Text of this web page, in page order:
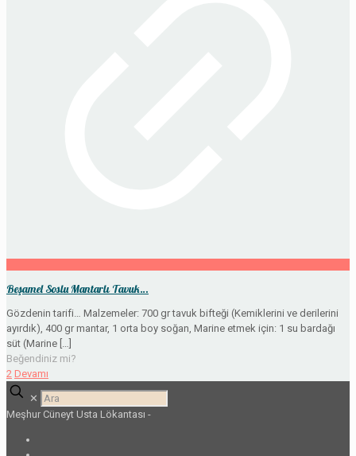
Beşamel Soslu Mantarlı Tavuk…
Gözdenin tarifi… Malzemeler: 700 gr tavuk bifteği (Kemiklerini ve derilerini
ayırdık), 400 gr mantar, 1 orta boy soğan, Marine etmek için: 1 su bardağı
süt (Marine […]
Beğendiniz mi?
2 Devamı
✕
Meşhur Cüneyt Usta Lökantası -